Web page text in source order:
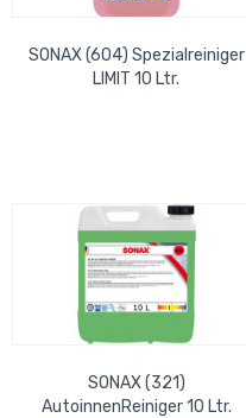
SONAX (604) Spezialreiniger
LIMIT 10 Ltr.
SONAX (321)
AutoinnenReiniger 10 Ltr.